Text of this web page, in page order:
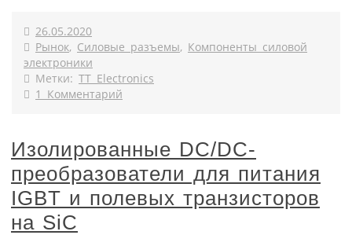
26.05.2020
Рынок, Силовые разъемы, Компоненты силовой
электроники
Метки: TT Electronics
1 Комментарий
Изолированные DC/DC-
преобразователи для питания
IGBT и полевых транзисторов
на SiC